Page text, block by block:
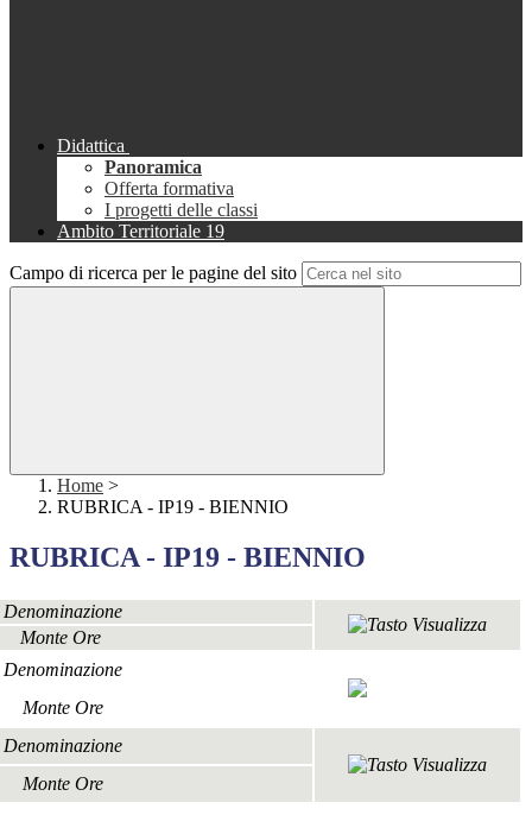
Didattica
Panoramica
Offerta formativa
I progetti delle classi
Ambito Territoriale 19
Campo di ricerca per le pagine del sito
Home >
RUBRICA - IP19 - BIENNIO
RUBRICA - IP19 - BIENNIO
Denominazione
Monte Ore
Denominazione
Monte Ore
Denominazione
Monte Ore